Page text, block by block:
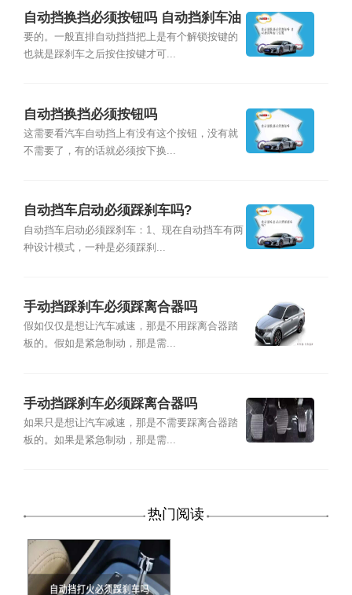
自动挡换挡必须按钮吗 自动挡刹车油
门位置
要的。一般直排自动挡挡把上是有个解锁按键的
也就是踩刹车之后按住按键才可...
自动挡换挡必须按钮吗
这需要看汽车自动挡上有没有这个按钮，没有就
不需要了，有的话就必须按下换...
自动挡车启动必须踩刹车吗?
自动挡车启动必须踩刹车：1、现在自动挡车有两
种设计模式，一种是必须踩刹...
手动挡踩刹车必须踩离合器吗
假如仅仅是想让汽车减速，那是不用踩离合器踏
板的。假如是紧急制动，那是需...
手动挡踩刹车必须踩离合器吗
如果只是想让汽车减速，那是不需要踩离合器踏
板的。如果是紧急制动，那是需...
热门阅读